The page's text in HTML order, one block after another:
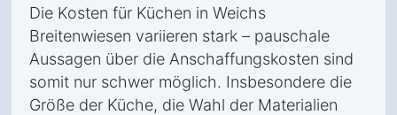
Die Kosten für Küchen in Weichs
Breitenwiesen variieren stark – pauschale
Aussagen über die Anschaffungskosten sind
somit nur schwer möglich. Insbesondere die
Größe der Küche, die Wahl der Materialien